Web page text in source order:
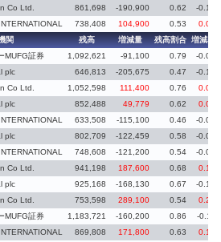
Co Ltd. 861,698 -190,900 0.62
-0.14
738,408 104,900 0.53
0.07
関 残高 増減量 残高割合 増減率
MUFG証券 1,092,621 -91,100 0.79
-0.07
plc 646,813 -205,675 0.47
-0.15
Co Ltd. 1,052,598 111,400 0.76
0.08
plc 852,488 49,779 0.62
0.04
633,508 -115,100 0.46
-0.08
plc 802,709 -122,459 0.58
-0.09
748,608 -121,200 0.54
-0.09
Co Ltd. 941,198 187,600 0.68
0.14
plc 925,168 -168,130 0.67
-0.12
Co Ltd. 753,598 289,100 0.54
0.21
MUFG証券 1,183,721 -160,200 0.86
-0.11
869,808 171,800 0.63
0.13